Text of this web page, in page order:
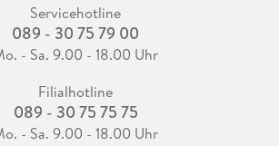
Servicehotline
089 - 30 75 79 00
- Sa. 9.00 - 18.00 Uhr
Filialhotline
089 - 30 75 75 75
- Sa. 9.00 - 18.00 Uhr